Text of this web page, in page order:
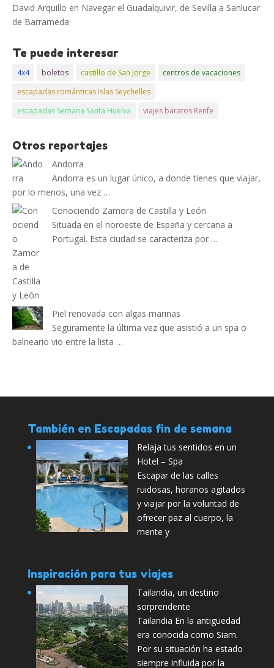
David Arquillo en Navegar el Guadalquivir, de Sevilla a Sanlucar
de Barrameda
Te puede interesar
4x4 boletos castillo de San Jorge
centros de vacaciones
escapadas románticas Islas Seychelles
escapadas Semana Santa Huelva
viajes baratos Renfe
Otros reportajes
Andorra
Andorra es un lugar único, a donde tienes que viajar,
por lo menos, una vez …
Conociendo Zamora de Castilla y León
Situada en el noroeste de España y cercana a
Portugal. Esta ciudad se caracteriza por …
Piel renovada con algas marinas
Seguramente la última vez que asistió a un spa o
balneario vio entre la lista …
También en Escapadas fin de semana
Relaja tus sentidos en un
Hotel – Spa
Escapar de las calles
ruidosas, horarios agitados
y viajar por la voluntad de
ofrecer paz al cuerpo, la
mente y
Inspiración para tus viajes
Tailandia, un destino
sorprendente
Tailandia En la antiguedad
era conocida como Siam.
Por su situación ha estado
siempre influida por la